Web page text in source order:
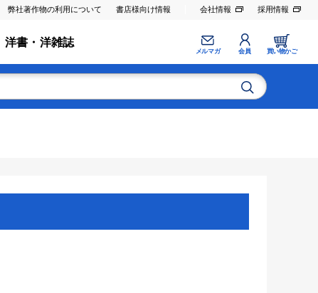
弊社著作物の利用について 書店様向け情報 会社情報 採用情報
洋書・洋雑誌
メルマガ 会員 買い物かご